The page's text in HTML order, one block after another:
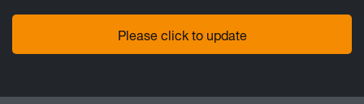
Please click to update